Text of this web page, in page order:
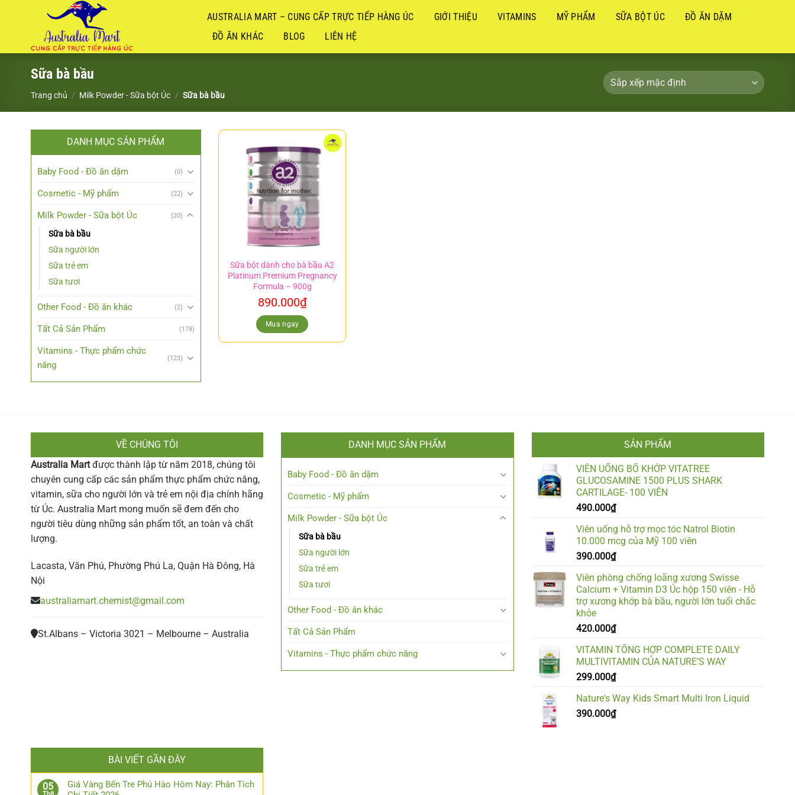
dung
AUSTRALIA MART – CUNG CẤP TRỰC TIẾP HÀNG ÚC GIỚI THIỆU VITAMINS MỸ PHẨM SỮA BỘT ÚC
ĐỒ ĂN DẶM
ĐỒ ĂN KHÁC
BLOG LIÊN HỆ
Sữa bà bầu
Trang chủ / Milk Powder - Sữa bột Úc / Sữa bà bầu
DANH MỤC SẢN PHẨM
Baby Food - Đồ ăn dặm (0)
Cosmetic - Mỹ phẩm (22)
Milk Powder - Sữa bột Úc (20)
Sữa bà bầu
Sữa người lớn
Sữa trẻ em
Sữa tươi
Other Food - Đồ ăn khác (2)
Tất Cả Sản Phẩm (178)
Vitamins - Thực phẩm chức
năng
(123)
Sữa bột dành cho bà bầu A2
Platinum Premium Pregnancy
Formula – 900g
890.000₫
Mua ngay
VỀ CHÚNG TÔI
Australia Martđược thành lập từ năm 2018, chúng tôi
chuyên cung cấp các sản phẩm thực phẩm chức năng,
vitamin, sữa cho người lớn và trẻ em nội địa chính hãng
từ Úc. Australia Mart mong muốn sẽ đem đến cho
người tiêu dùng những sản phẩm tốt, an toàn và chất
lượng.
Lacasta, Văn Phú, Phường Phú La, Quận Hà Đông, Hà
Nội
australiamart.chemist@gmail.com
St.Albans – Victoria 3021 – Melbourne – Australia
DANH MỤC SẢN PHẨM
Baby Food - Đồ ăn dặm
Cosmetic - Mỹ phẩm
Milk Powder - Sữa bột Úc
Sữa bà bầu
Sữa người lớn
Sữa trẻ em
Sữa tươi
Other Food - Đồ ăn khác
Tất Cả Sản Phẩm
Vitamins - Thực phẩm chức năng
SẢN PHẨM
VIÊN UỐNG BỔ KHỚP VITATREE
GLUCOSAMINE 1500 PLUS SHARK
CARTILAGE- 100 VIÊN
490.000₫
Viên uống hỗ trợ mọc tóc Natrol Biotin
10.000 mcg của Mỹ 100 viên
390.000₫
Viên phòng chống loãng xương Swisse
Calcium + Vitamin D3 Úc hộp 150 viên - Hỗ
trợ xương khớp bà bầu, người lớn tuổi chắc
khỏe
420.000₫
VITAMIN TỔNG HỢP COMPLETE DAILY
MULTIVITAMIN CỦA NATURE’S WAY
299.000₫
Nature's Way Kids Smart Multi Iron Liquid
390.000₫
BÀI VIẾT GẦN ĐÂY
05
Giá Vàng Bến Tre Phú Hào Hôm Nay: Phân Tích